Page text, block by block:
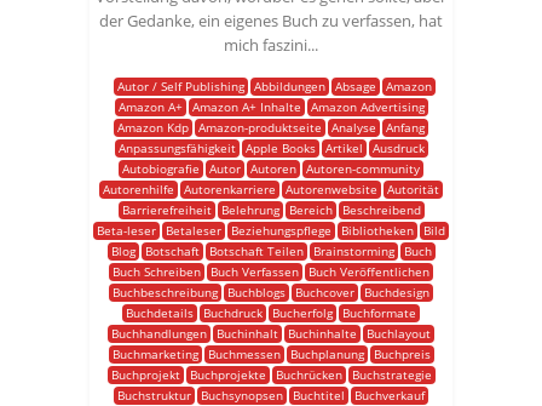
der Gedanke, ein eigenes Buch zu verfassen, hat
mich faszini...
Autor / Self Publishing Abbildungen Absage
Amazon
Amazon A+
Amazon A+ Inhalte
Amazon Advertising
Amazon Kdp Amazon-produktseite Analyse
Anfang
Anpassungsfähigkeit
Apple Books Artikel
Ausdruck
Autobiografie
Autor Autoren Autoren-community
Autorenhilfe
Autorenkarriere Autorenwebsite
Autorität
Barrierefreiheit
Belehrung Bereich
Beschreibend
Beta-leser
Betaleser Beziehungspflege Bibliotheken
Bild
Blog
Botschaft Botschaft Teilen Brainstorming
Buch
Buch Schreiben
Buch Verfassen
Buch Veröffentlichen
Buchbeschreibung
Buchblogs Buchcover
Buchdesign
Buchdetails
Buchdruck Bucherfolg
Buchformate
Buchhandlungen
Buchinhalt Buchinhalte
Buchlayout
Buchmarketing
Buchmessen Buchplanung
Buchpreis
Buchprojekt
Buchprojekte Buchrücken
Buchstrategie
Buchstruktur
Buchsynopsen Buchtitel
Buchverkauf